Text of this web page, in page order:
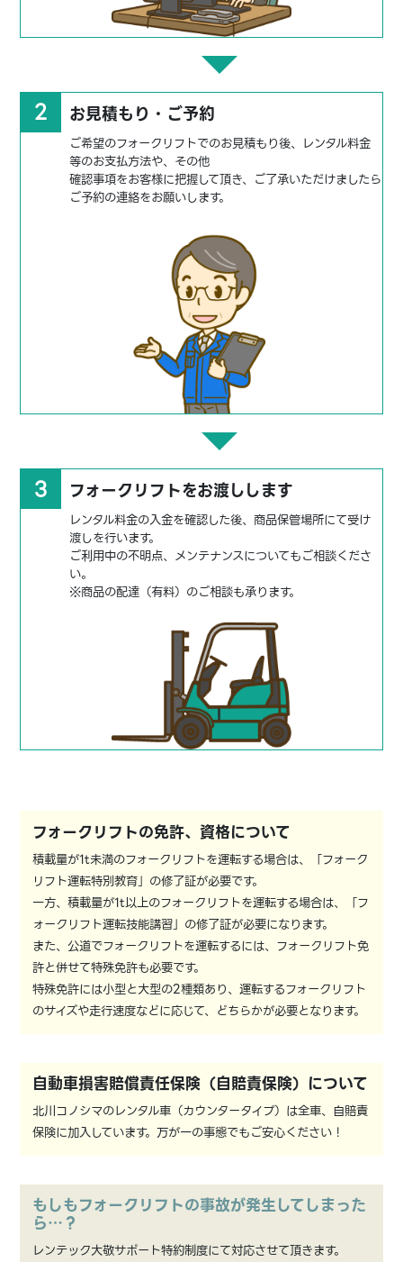
2 お見積もり・ご予約
ご希望のフォークリフトでのお見積もり後、レンタル料金
等のお支払方法や、その他
確認事項をお客様に把握して頂き、ご了承いただけましたら
ご予約の連絡をお願いします。
3 フォークリフトをお渡しします
レンタル料金の入金を確認した後、商品保管場所にて受け
渡しを行います。
ご利用中の不明点、メンテナンスについてもご相談くださ
い。
※商品の配達（有料）のご相談も承ります。
フォークリフトの免許、資格について
積載量が1t未満のフォークリフトを運転する場合は、「フォーク
リフト運転特別教育」の修了証が必要です。
一方、積載量が1t以上のフォークリフトを運転する場合は、「フ
ォークリフト運転技能講習」の修了証が必要になります。
また、公道でフォークリフトを運転するには、フォークリフト免
許と併せて特殊免許も必要です。
特殊免許には小型と大型の2種類あり、運転するフォークリフト
のサイズや走行速度などに応じて、どちらかが必要となります。
自動車損害賠償責任保険（自賠責保険）について
北川コノシマのレンタル車（カウンタータイプ）は全車、自賠責
保険に加入しています。万が一の事態でもご安心ください！
もしもフォークリフトの事故が発生してしまった
ら…？
レンテック大敬サポート特約制度にて対応させて頂きます。